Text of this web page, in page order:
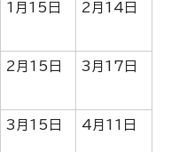
1月15日 2月14日
2月15日 3月17日
3月15日 4月11日